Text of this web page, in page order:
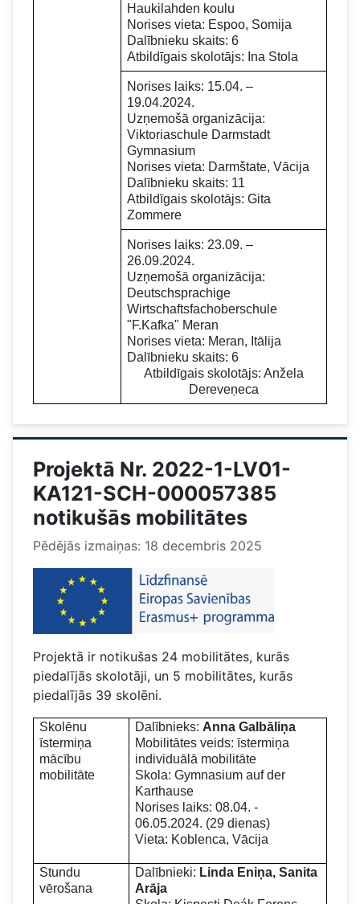
Haukilahden koulu
Norises vieta: Espoo, Somija
Dalībnieku skaits: 6
Atbildīgais skolotājs: Ina Stola
Norises laiks: 15.04. –
19.04.2024.
Uzņemošā organizācija:
Viktoriaschule Darmstadt
Gymnasium
Norises vieta: Darmštate, Vācija
Dalībnieku skaits: 11
Atbildīgais skolotājs: Gita
Zommere
Norises laiks: 23.09. –
26.09.2024.
Uzņemošā organizācija:
Deutschsprachige
Wirtschaftsfachoberschule
"F.Kafka" Meran
Norises vieta: Meran, Itālija
Dalībnieku skaits: 6
Atbildīgais skolotājs: Anžela
Dereveņeca
Projektā Nr. 2022-1-LV01-
KA121-SCH-000057385
notikušās mobilitātes
Pēdējās izmaiņas: 18 decembris 2025
Projektā ir notikušas 24 mobilitātes, kurās
piedalījās skolotāji, un 5 mobilitātes, kurās
piedalījās 39 skolēni.
Skolēnu
īstermiņa
mācību
mobilitāte
Dalībnieks: Anna Galbāliņa
Mobilitātes veids: īstermiņa
individuālā mobilitāte
Skola: Gymnasium auf der
Karthause
Norises laiks: 08.04. -
06.05.2024. (29 dienas)
Vieta: Koblenca, Vācija
Stundu
vērošana
Dalībnieki: Linda Eniņa, Sanita
Arāja